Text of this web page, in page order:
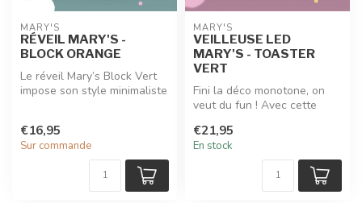
MARY'S
RÉVEIL MARY'S -
BLOCK ORANGE
Le réveil Mary’s Block Vert
impose son style minimaliste
€16,95
Sur commande
MARY'S
VEILLEUSE LED
MARY'S - TOASTER
VERT
Fini la déco monotone, on
veut du fun ! Avec cette
forme...
€21,95
En stock